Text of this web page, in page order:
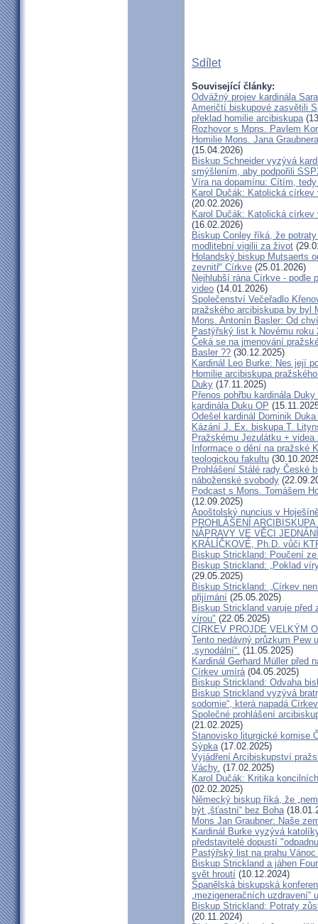
Sdílet
Související články:
Odvážný projev kardinála
Američtí biskupové zasvětili
překlad homilie arcibiskupa
Rozhovor s Mpns. Pavlem
Homilie Mons. Jana
(15.04.2026)
Biskup Schneider vyzývá
smýšlením, aby podpořili
Víra na dopamínu: Cítím,
Karol Dučák: Katolická
(20.02.2026)
Karol Dučák: Katolická
(16.02.2026)
Biskup Conley říká, že
modlitební vigilii za život
Holandský biskup Mutsaerts
zevnitř“ Církve (25.01.2026)
Nejhlubší rána Církve - podle
video (14.01.2026)
Společenství Večeřadlo
pražského arcibiskupa by byl
Mons. Antonín Basler: Od
Pastýřský list k Novému roku
Čeká se na jmenování
Basler ?? (30.12.2025)
Kardinál Leo Burke: Nes její
Homilie arcibiskupa
Duky (17.11.2025)
Přenos pohřbu kardinála
kardinála Duku OP
Odešel kardinál Dominik
Kázání J. Ex. biskupa T.
Pražskému Jezulátku + videa
Informace o dění na pražské
teologickou fakultu
Prohlášení Stálé rady České
náboženské svobody
Podcast s Mons. Tomášem
(12.09.2025)
Apoštolský nuncius v
PROHLÁŠENÍ
NÁPRAVY VE VĚCI
KRÁLÍČKOVÉ, Ph.D. vůči
Biskup Strickland: Poučení
Biskup Strickland: „Poklad
(29.05.2025)
Biskup Strickland: „Církev
přijímání (25.05.2025)
Biskup Strickland varuje
vírou" (22.05.2025)
CÍRKEV PROJDE VELKÝM
Tento nedávný průzkum Pew
„synodální“. (11.05.2025)
Kardinál Gerhard Müller před
Církev umírá(04.05.2025)
Biskup Strickland: Odvaha
Biskup Strickland vyzývá
sodomie“, která napadá Církev
Společné prohlášení
(21.02.2025)
Stanovisko liturgické komise
Sýpka(17.02.2025)
Vyjádření Arcibiskupství
Váchy. (17.02.2025)
Karol Dučák: Kritika
(02.02.2025)
Německý biskup říká, že
být „šťastní“ bez Boha
Mons Jan Graubner: Naše
Kardinál Burke vyzývá
představitelé dopustí
Pastýřský list na prahu
Biskup Strickland a jáhen
svět hroutí (10.12.2024)
Španělská biskupská
„mezigeneračních
Biskup Strickland: Potraty
(20.11.2024)